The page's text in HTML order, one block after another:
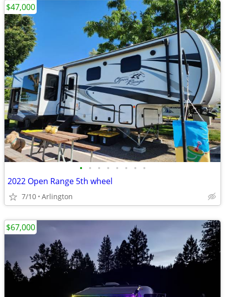
• • • • • • • •
2022 Open Range 5th wheel
7/10 Arlington
$47,000
$67,000